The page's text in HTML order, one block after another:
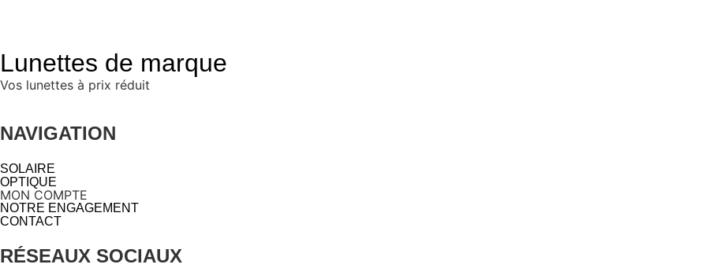
Lunettes de marque
Vos lunettes à prix réduit
NAVIGATION
SOLAIRE
OPTIQUE
MON COMPTE
NOTRE ENGAGEMENT
CONTACT
RÉSEAUX SOCIAUX